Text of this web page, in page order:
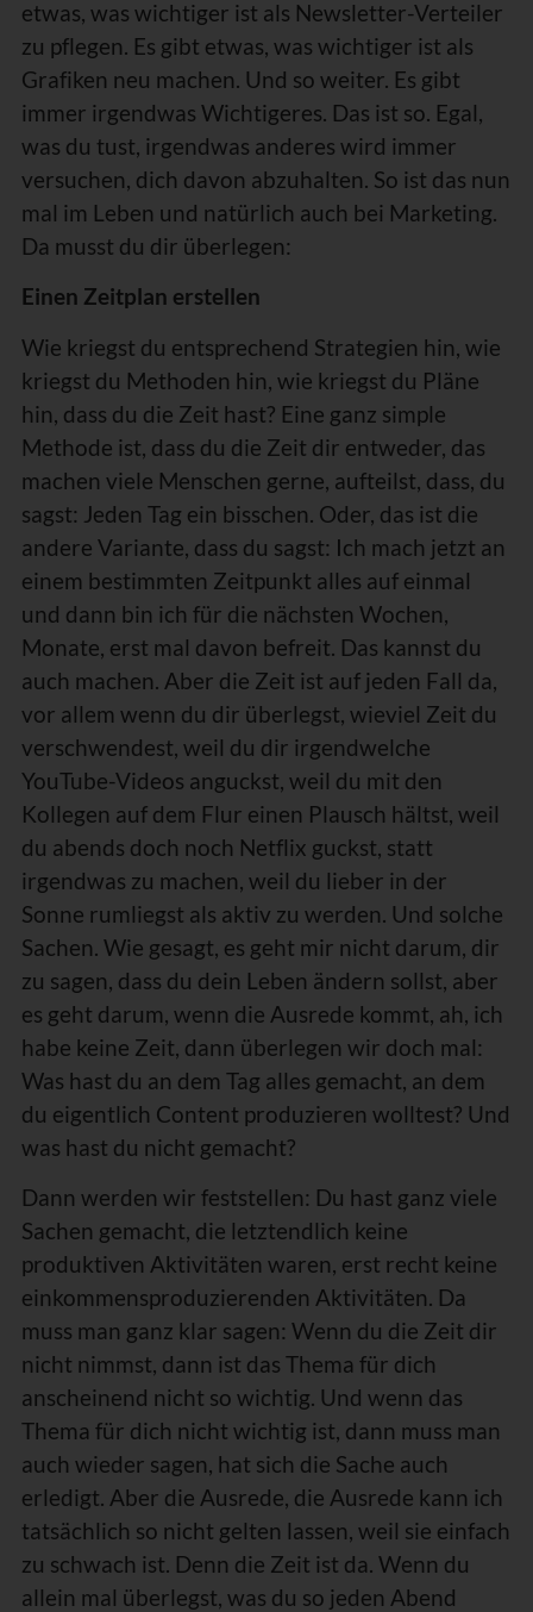
etwas, was wichtiger ist als Newsletter-Verteiler
zu pflegen. Es gibt etwas, was wichtiger ist als
Grafiken neu machen. Und so weiter. Es gibt
immer irgendwas Wichtigeres. Das ist so. Egal,
was du tust, irgendwas anderes wird immer
versuchen, dich davon abzuhalten. So ist das nun
mal im Leben und natürlich auch bei Marketing.
Da musst du dir überlegen:
Einen Zeitplan erstellen
Wie kriegst du entsprechend Strategien hin, wie
kriegst du Methoden hin, wie kriegst du Pläne
hin, dass du die Zeit hast? Eine ganz simple
Methode ist, dass du die Zeit dir entweder, das
machen viele Menschen gerne, aufteilst, dass, du
sagst: Jeden Tag ein bisschen. Oder, das ist die
andere Variante, dass du sagst: Ich mach jetzt an
einem bestimmten Zeitpunkt alles auf einmal
und dann bin ich für die nächsten Wochen,
Monate, erst mal davon befreit. Das kannst du
auch machen. Aber die Zeit ist auf jeden Fall da,
vor allem wenn du dir überlegst, wieviel Zeit du
verschwendest, weil du dir irgendwelche
YouTube-Videos anguckst, weil du mit den
Kollegen auf dem Flur einen Plausch hältst, weil
du abends doch noch Netflix guckst, statt
irgendwas zu machen, weil du lieber in der
Sonne rumliegst als aktiv zu werden. Und solche
Sachen. Wie gesagt, es geht mir nicht darum, dir
zu sagen, dass du dein Leben ändern sollst, aber
es geht darum, wenn die Ausrede kommt, ah, ich
habe keine Zeit, dann überlegen wir doch mal:
Was hast du an dem Tag alles gemacht, an dem
du eigentlich Content produzieren wolltest? Und
was hast du nicht gemacht?
Dann werden wir feststellen: Du hast ganz viele
Sachen gemacht, die letztendlich keine
produktiven Aktivitäten waren, erst recht keine
einkommensproduzierenden Aktivitäten. Da
muss man ganz klar sagen: Wenn du die Zeit dir
nicht nimmst, dann ist das Thema für dich
anscheinend nicht so wichtig. Und wenn das
Thema für dich nicht wichtig ist, dann muss man
auch wieder sagen, hat sich die Sache auch
erledigt. Aber die Ausrede, die Ausrede kann ich
tatsächlich so nicht gelten lassen, weil sie einfach
zu schwach ist. Denn die Zeit ist da. Wenn du
allein mal überlegst, was du so jeden Abend